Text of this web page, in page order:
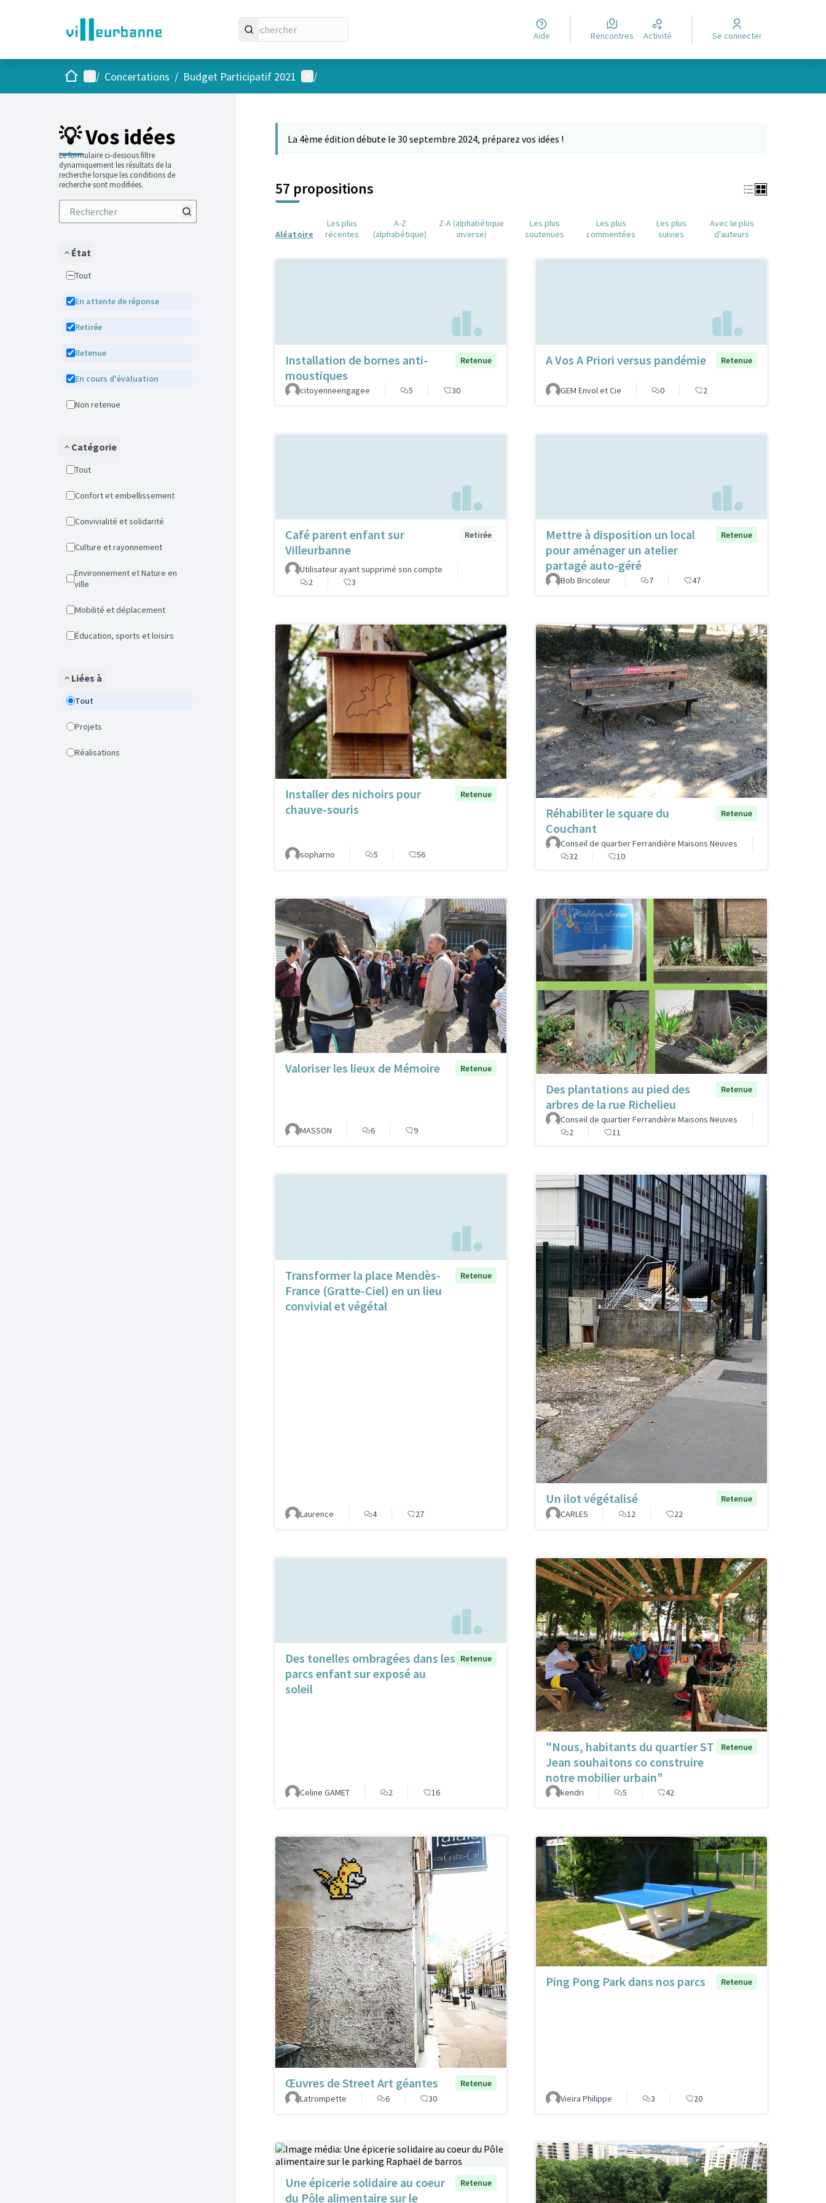
Aide Rencontres Activité Se connecter
AccueilMenu principal
/ Concertations / Budget Participatif 2021 Menu utilisateur
/
💡 Vos idées
Le formulaire ci-dessous filtre
dynamiquement les résultats de la
recherche lorsque les conditions de
recherche sont modifiées.
État
Tout
En attente de réponse
Retirée
Retenue
En cours d'évaluation
Non retenue
Catégorie
Tout
Confort et embellissement
Convivialité et solidarité
Culture et rayonnement
Environnement et Nature en
ville
Mobilité et déplacement
Éducation, sports et loisirs
Liées à
Tout
Projets
Réalisations
La 4ème édition débute le 30 septembre 2024, préparez vos idées !
57 propositions
Aléatoire
Les plus
récentes
A-Z
(alphabétique)
Z-A (alphabétique
inverse)
Les plus
soutenues
Les plus
commentées
Les plus
suivies
Avec le plus
d'auteurs
Installation de bornes anti-
moustiques
Retenue
citoyenneengagee 5 30
A Vos A Priori versus pandémie Retenue
GEM Envol et Cie 0 2
Café parent enfant sur
Villeurbanne
Retirée
Utilisateur ayant supprimé son compte
2
3
Mettre à disposition un local
pour aménager un atelier
partagé auto-géré
Retenue
Bob Bricoleur 7 47
Installer des nichoirs pour
chauve-souris
Retenue
sopharno 5 56
Réhabiliter le square du
Couchant
Retenue
Conseil de quartier Ferrandière Maisons Neuves
32
10
Valoriser les lieux de Mémoire Retenue
MASSON 6 9
Des plantations au pied des
arbres de la rue Richelieu
Retenue
Conseil de quartier Ferrandière Maisons Neuves
2
11
Transformer la place Mendès-
France (Gratte-Ciel) en un lieu
convivial et végétal
Retenue
Laurence 4 27
Un ilot végétalisé
Retenue
CARLES
12 22
Des tonelles ombragées dans les
parcs enfant sur exposé au
soleil
Retenue
Celine GAMET 2 16
"Nous, habitants du quartier ST
Jean souhaitons co construire
notre mobilier urbain"
Retenue
kendri 5 42
Œuvres de Street Art géantes
Retenue
Latrompette
6 30
Ping Pong Park dans nos parcs Retenue
Vieira Philippe 3 20
Une épicerie solidaire au coeur
du Pôle alimentaire sur le
Retenue